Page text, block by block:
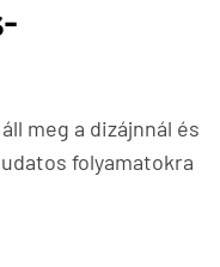
meg a dizájnnál és
folyamatokra